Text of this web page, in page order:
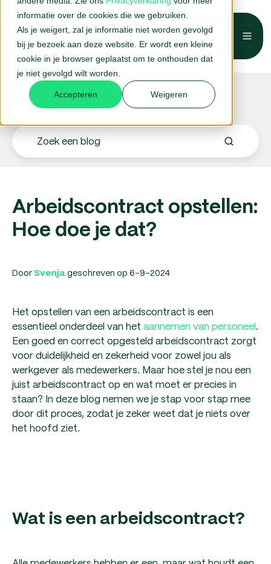
informatie over de cookies die we gebruiken.
Als je weigert, zal je informatie niet worden gevolgd
bij je bezoek aan deze website. Er wordt een kleine
cookie in je browser geplaatst om te onthouden dat
je niet gevolgd wilt worden.
Accepteren Weigeren
Belafspraak →
Blogs.
Arbeidscontract opstellen:
Hoe doe je dat?
Door Svenja geschreven op 6-9-2024
Het opstellen van een arbeidscontract is een
essentieel onderdeel van het aannemen van personeel.
Een goed en correct opgesteld arbeidscontract zorgt
voor duidelijkheid en zekerheid voor zowel jou als
werkgever als medewerkers. Maar hoe stel je nou een
juist arbeidscontract op en wat moet er precies in
staan? In deze blog nemen we je stap voor stap mee
door dit proces, zodat je zeker weet dat je niets over
het hoofd ziet.
Wat is een arbeidscontract?